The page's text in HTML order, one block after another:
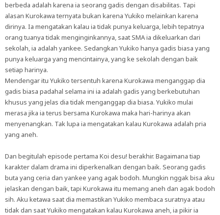
berbeda adalah karena ia seorang gadis dengan disabilitas. Tapi
alasan Kurokawa ternyata bukan karena Yukiko melainkan karena
dirinya. Ia mengatakan kalau ia tidak punya keluarga, lebih tepatnya
orang tuanya tidak menginginkannya, saat SMA ia dikeluarkan dari
sekolah, ia adalah yankee. Sedangkan Yukiko hanya gadis biasa yang
punya keluarga yang mencintainya, yang ke sekolah dengan baik
setiap harinya.
Mendengar itu Yukiko tersentuh karena Kurokawa menganggap dia
gadis biasa padahal selama ini ia adalah gadis yang berkebutuhan
khusus yang jelas dia tidak menganggap dia biasa. Yukiko mulai
merasa jika ia terus bersama Kurokawa maka hari-harinya akan
menyenangkan. Tak lupa ia mengatakan kalau Kurokawa adalah pria
yang aneh.
Dan begitulah episode pertama Koi desu! berakhir. Bagaimana tiap
karakter dalam drama ini diperkenalkan dengan baik. Seorang gadis
buta yang ceria dan yankee yang agak bodoh. Mungkin nggak bisa aku
jelaskan dengan baik, tapi Kurokawa itu memang aneh dan agak bodoh
sih. Aku ketawa saat dia memastikan Yukiko membaca suratnya atau
tidak dan saat Yukiko mengatakan kalau Kurokawa aneh, ia pikir ia